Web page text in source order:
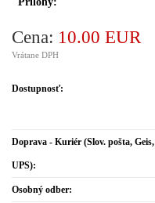
Cena: 10.00 EUR
Vrátane DPH
Dostupnosť:
Doprava - Kuriér (Slov. pošta, Geis,
UPS):
Osobný odber: